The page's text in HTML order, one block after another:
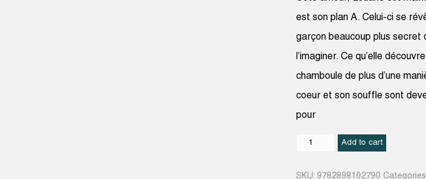
est son plan A. Celui-ci se
garçon beaucoup plus secret
l’imaginer. Ce qu’elle
chamboule de plus d’une
coeur et son souffle sont
pour
Add to cart
SKU: 9782898102790